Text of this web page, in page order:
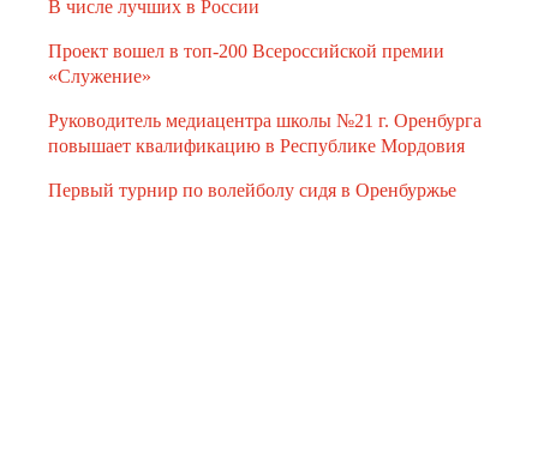
В числе лучших в России
Проект вошел в топ-200 Всероссийской премии
«Служение»
Руководитель медиацентра школы №21 г. Оренбурга
повышает квалификацию в Республике Мордовия
Первый турнир по волейболу сидя в Оренбуржье